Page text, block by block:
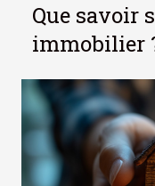
Que savoir
immobilier